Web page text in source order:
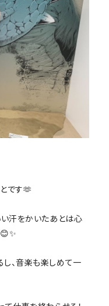
です🫶
い汗をかいたあとは心
、音楽も楽しめて一